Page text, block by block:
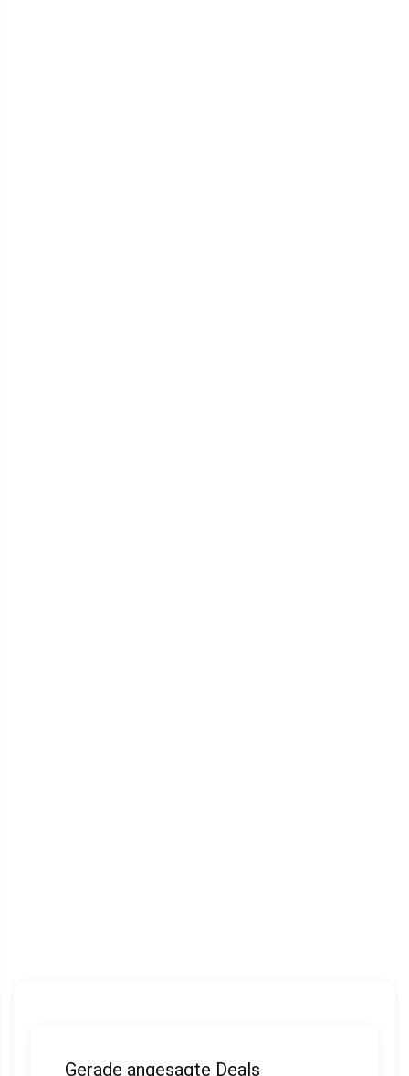
Gerade angesagte Deals